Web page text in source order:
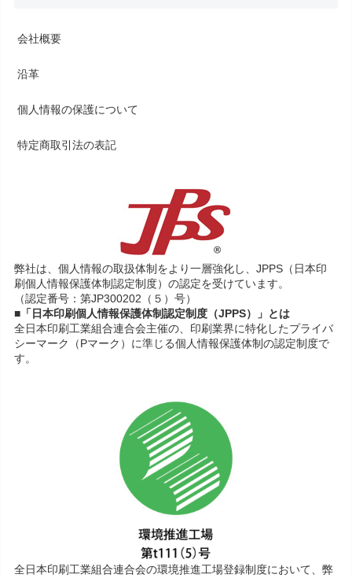
会社概要
沿革
個人情報の保護について
特定商取引法の表記
弊社は、個人情報の取扱体制をより一層強化し、JPPS（日本印
刷個人情報保護体制認定制度）の認定を受けています。
（認定番号：第JP300202（５）号）
■「日本印刷個人情報保護体制認定制度（JPPS）」とは
全日本印刷工業組合連合会主催の、印刷業界に特化したプライバ
シーマーク（Pマーク）に準じる個人情報保護体制の認定制度で
す。
全日本印刷工業組合連合会の環境推進工場登録制度において、弊